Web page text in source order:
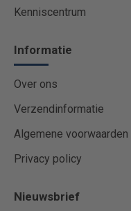
Kenniscentrum
Informatie
Over ons
Verzendinformatie
Algemene voorwaarden
Privacy policy
Nieuwsbrief